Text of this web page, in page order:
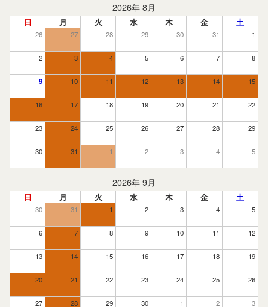
2026年 8月
日 月 火 水 木 金 土
26 27 28 29 30 31 1
2 3 4 5 6 7 8
9 10 11 12 13 14 15
16 17 18 19 20 21 22
23 24 25 26 27 28 29
30 31 1 2 3 4 5
2026年 9月
日 月 火 水 木 金 土
30 31 1 2 3 4 5
6 7 8 9 10 11 12
13 14 15 16 17 18 19
20 21 22 23 24 25 26
27 28 29 30 1 2 3